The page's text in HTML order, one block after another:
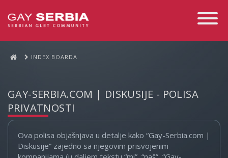
Toggle
INDEX BOARDA
GAY-SERBIA.COM | DISKUSIJE - POLISA
PRIVATNOSTI
Ova polisa objašnjava u detalje kako “Gay-Serbia.com |
Diskusije” zajedno sa njegovim prisvojenim